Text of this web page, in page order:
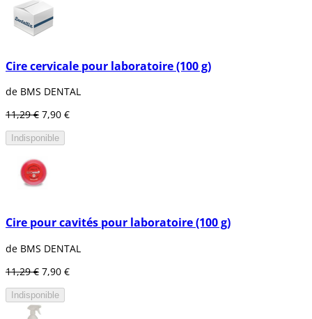
Cire cervicale pour laboratoire (100 g)
de BMS DENTAL
11,29 € 7,90 €
Indisponible
Cire pour cavités pour laboratoire (100 g)
de BMS DENTAL
11,29 € 7,90 €
Indisponible